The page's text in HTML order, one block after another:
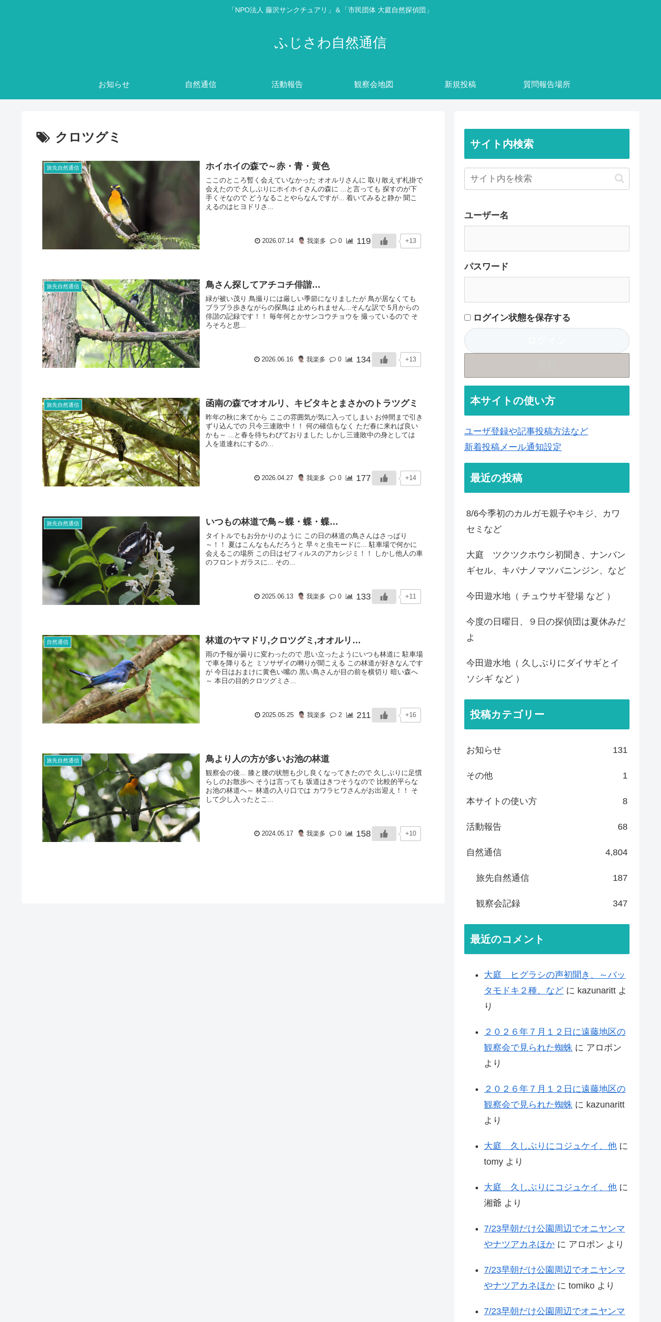
「NPO法人 藤沢サンクチュアリ」＆「市民団体 大庭自然探偵団」
ふじさわ自然通信
お知らせ 自然通信 活動報告 観察会地図 新規投稿 質問報告場所
クロツグミ
旅先自然通信 ホイホイの森で～赤・青・黄色
ここのところ暫く会えていなかった オオルリさんに 取り敢えず札掛で
会えたので 久しぶりにホイホイさんの森に ...と言っても 探すのが下
手くそなので どうなることやらなんですが... 着いてみると静か 聞こ
えるのはヒヨドリさ...
2026.07.14 我楽多 0 119 +13
旅先自然通信 鳥さん探してアチコチ俳諧…
緑が被い茂り 鳥撮りには厳しい季節になりましたが 鳥が居なくても
ブラブラ歩きながらの探鳥は 止められません...そんな訳で 5月からの
俳諧の記録です！！ 毎年何とかサンコウチョウを 撮っているので そ
ろそろと思...
2026.06.16 我楽多 0 134 +13
旅先自然通信 函南の森でオオルリ、キビタキとまさかのトラツグミ
昨年の秋に来てから ここの雰囲気が気に入ってしまい お仲間まで引き
ずり込んでの 只今三連敗中！！ 何の確信もなく ただ春に来れば良い
かも～ ...と春を待ちわびておりました しかし三連敗中の身としては
人を道連れにするの...
2026.04.27 我楽多 0 177 +14
旅先自然通信 いつもの林道で鳥～蝶・蝶・蝶…
タイトルでもお分かりのように この日の林道の鳥さんはさっぱり
～！！ 夏はこんなもんだろうと 早々と虫モードに... 駐車場で何かに
会えるこの場所 この日はゼフィルスのアカシジミ！！ しかし他人の車
のフロントガラスに... その...
2025.06.13 我楽多 0 133 +11
自然通信 林道のヤマドリ,クロツグミ,オオルリ…
雨の予報が曇りに変わったので 思い立ったようにいつも林道に 駐車場
で車を降りると ミソサザイの囀りが聞こえる この林道が好きなんです
が 今日はおまけに黄色い嘴の 黒い鳥さんが目の前を横切り 暗い森へ
～ 本日の目的クロツグミさ...
2025.05.25 我楽多 2 211 +16
旅先自然通信 鳥より人の方が多いお池の林道
観察会の後... 膝と腰の状態も少し良くなってきたので 久しぶりに足慣
らしのお散歩へ そうは言っても 坂道はきつそうなので 比較的平らな
お池の林道へ～ 林道の入り口では カワラヒワさんがお出迎え！！ そ
して少し入ったとこ...
2024.05.17 我楽多 0 158 +10
サイト内検索
ユーザー名
パスワード
ログイン状態を保存する
本サイトの使い方
ユーザ登録や記事投稿方法など
新着投稿メール通知設定
最近の投稿
8/6今季初のカルガモ親子やキジ、カワ
セミなど
大庭 ツクツクホウシ初聞き、ナンバン
ギセル、キバナノマツバニンジン、など
今田遊水地（ チュウサギ登場 など ）
今度の日曜日、９日の探偵団は夏休みだ
よ
今田遊水地（ 久しぶりにダイサギとイ
ソシギ など ）
投稿カテゴリー
お知らせ 131
その他 1
本サイトの使い方 8
活動報告 68
自然通信 4,804
旅先自然通信 187
観察会記録 347
最近のコメント
大庭 ヒグラシの声初聞き、～バッ
タモドキ２種、など に kazunaritt よ
り
２０２６年７月１２日に遠藤地区の
観察会で見られた蜘蛛 に アロポン
より
２０２６年７月１２日に遠藤地区の
観察会で見られた蜘蛛 に kazunaritt
より
大庭 久しぶりにコジュケイ、他 に
tomy より
大庭 久しぶりにコジュケイ、他 に
湘爺 より
7/23早朝だけ公園周辺でオニヤンマ
やナツアカネほか に アロポン より
7/23早朝だけ公園周辺でオニヤンマ
やナツアカネほか に tomiko より
7/23早朝だけ公園周辺でオニヤンマ